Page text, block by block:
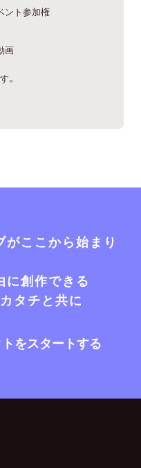
ント参加権
画
。
ここから始まり
に創作できる
タチと共に
をスタートする